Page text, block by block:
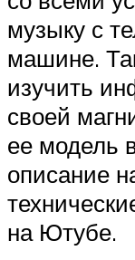
музыку с
машине.
изучить
своей
ее модель
описание
на Ютубе.